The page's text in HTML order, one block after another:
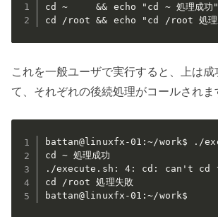
cd ~     && echo "cd ~ 処理成
cd /root && echo "cd /root 処
これを一般ユーザで実行すると、上は成
て、それぞれの後続処理がコールされま
battan@linuxfx-01:~/work$ ./
cd ~ 処理成功
./execute.sh: 4: cd: can't cd
cd /root 処理失敗
battan@linuxfx-01:~/work$